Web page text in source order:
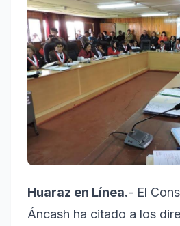
Huaraz en Línea.- El
Áncash ha citado a los